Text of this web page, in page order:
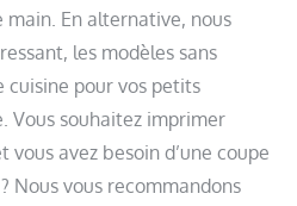
En alternative, nous
les modèles sans
pour vos petits
Vous souhaitez imprimer
avez besoin d’une coupe
Nous vous recommandons